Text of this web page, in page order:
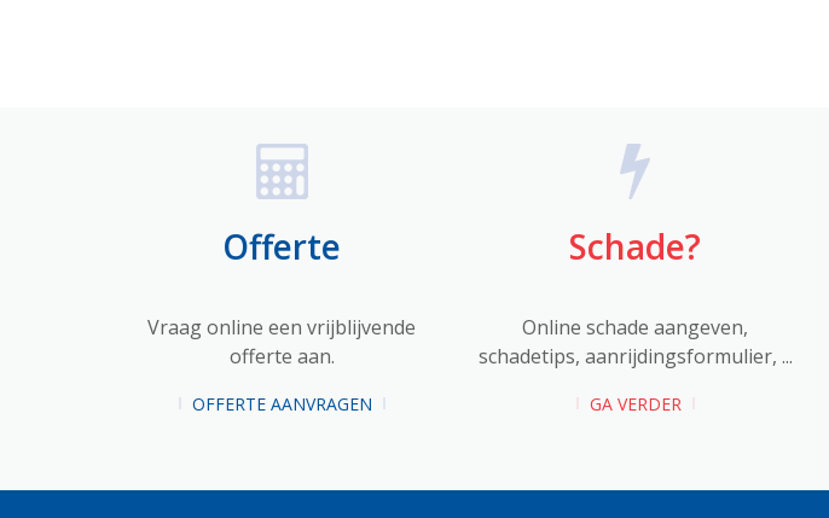
Offerte
Vraag online een vrijblijvende
offerte aan.
OFFERTE AANVRAGEN
Schade?
Online schade aangeven,
schadetips, aanrijdingsformulier, ...
GA VERDER